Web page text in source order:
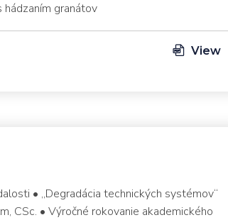
granátov
View
• „Degradácia technických systémov“
CSc. • Výročné rokovanie akademického